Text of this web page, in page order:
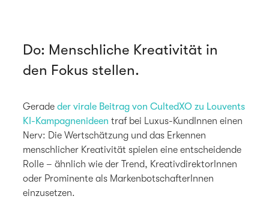
Do: Menschliche Kreativität in
den Fokus stellen.
Geradeder virale Beitrag von CultedXO zu Louvents
KI-Kampagnenideen traf bei Luxus-KundInnen einen
Nerv: Die Wertschätzung und das Erkennen
menschlicher Kreativität spielen eine entscheidende
Rolle – ähnlich wie der Trend, KreativdirektorInnen
oder Prominente als MarkenbotschafterInnen
einzusetzen.